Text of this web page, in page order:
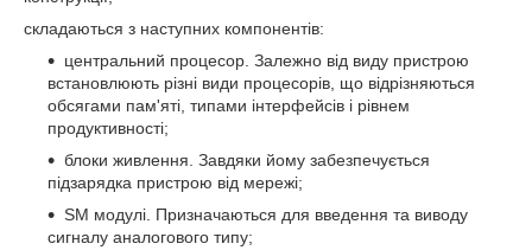
складаються з наступних компонентів:
центральний процесор. Залежно від виду пристрою
встановлюють різні види процесорів, що відрізняються
обсягами пам'яті, типами інтерфейсів і рівнем
продуктивності;
блоки живлення. Завдяки йому забезпечується
підзарядка пристрою від мережі;
SM модулі. Призначаються для введення та виводу
сигналу аналогового типу;